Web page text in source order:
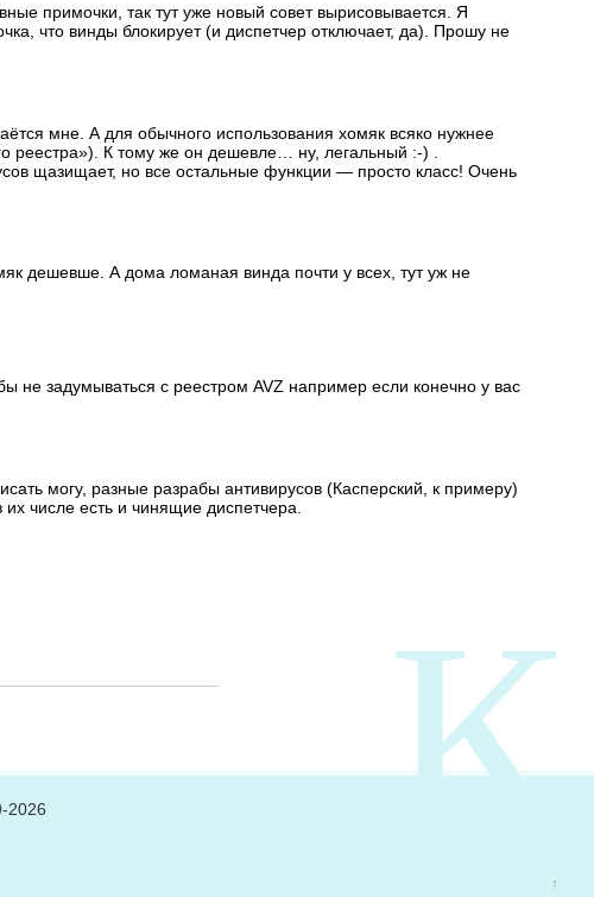
примочки, так тут уже новый совет вырисовывается. Я
что винды блокирует (и диспетчер отключает, да). Прошу не
мне. А для обычного использования хомяк всяко нужнее
реестра»). К тому же он дешевле… ну, легальный :-) .
щазищает, но все остальные функции — просто класс! Очень
дешевше. А дома ломаная винда почти у всех, тут уж не
не задумываться с реестром AVZ например если конечно у вас
могу, разные разрабы антивирусов (Касперский, к примеру)
числе есть и чинящие диспетчера.
К
2026
↑